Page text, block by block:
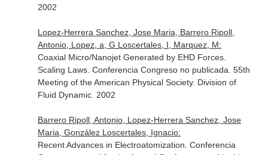
2002
Lopez-Herrera Sanchez, Jose Maria, Barrero Ripoll,
Antonio, Lopez, a, G Loscertales, I, Marquez, M:
Coaxial Micro/Nanojet Generated by EHD Forces.
Scaling Laws. Conferencia Congreso no publicada. 55th
Meeting of the American Physical Society. Division of
Fluid Dynamic. 2002
Barrero Ripoll, Antonio, Lopez-Herrera Sanchez, Jose
Maria, González Loscertales, Ignacio:
Recent Advances in Electroatomization. Conferencia